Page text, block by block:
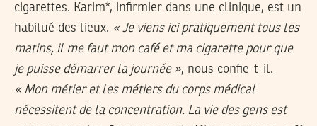
cigarettes. Karim*, infirmier dans une clinique, est un
habitué des lieux. « Je viens ici pratiquement tous les
matins, il me faut mon café et ma cigarette pour que
je puisse démarrer la journée », nous confie-t-il.
« Mon métier et les métiers du corps médical
nécessitent de la concentration. La vie des gens est